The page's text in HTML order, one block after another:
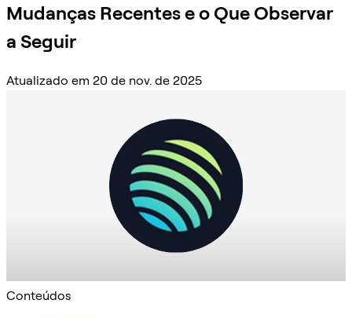
Mudanças Recentes e o Que Observar
a Seguir
Atualizado em 20 de nov. de 2025
Conteúdos